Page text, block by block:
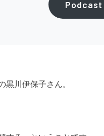
Podcast
黒川伊保子さん。